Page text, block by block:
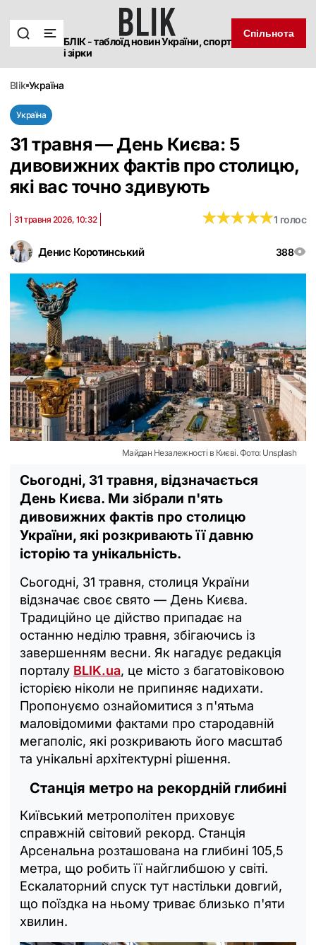
БЛІК - таблоїд новин України, спорт
і зірки
Спільнота
blik україна
Україна
31 травня — День Києва: 5
дивовижних фактів про столицю,
які вас точно здивують
Денис Коротинський 388
31 травня 2026, 10:32 ★★★★★
★★★★★1 голос
Майдан Незалежності в Києві. Фото: Unsplash
Сьогодні, 31 травня, відзначається
День Києва. Ми зібрали п'ять
дивовижних фактів про столицю
України, які розкривають її давню
історію та унікальність.
Сьогодні, 31 травня, столиця України
відзначає своє свято — День Києва.
Традиційно це дійство припадає на
останню неділю травня, збігаючись із
завершенням весни. Як нагадує редакція
порталу BLIK.ua, це місто з багатовіковою
історією ніколи не припиняє надихати.
Пропонуємо ознайомитися з п'ятьма
маловідомими фактами про стародавній
мегаполіс, які розкривають його масштаб
та унікальні архітектурні рішення.
Станція метро на рекордній глибині
Київський метрополітен приховує
справжній світовий рекорд. Станція
Арсенальна розташована на глибині 105,5
метра, що робить її найглибшою у світі.
Ескалаторний спуск тут настільки довгий,
що поїздка на ньому триває близько п'яти
хвилин.